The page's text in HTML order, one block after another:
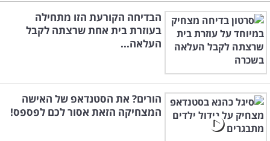
הבדיחה הקורעת הזו מתחילה
בעוזרת בית אחת שרצתה לקבל
העלאה...
הורים? את הסטנדאפ של האישה
המצחיקה הזאת אסור לכם לפספס!